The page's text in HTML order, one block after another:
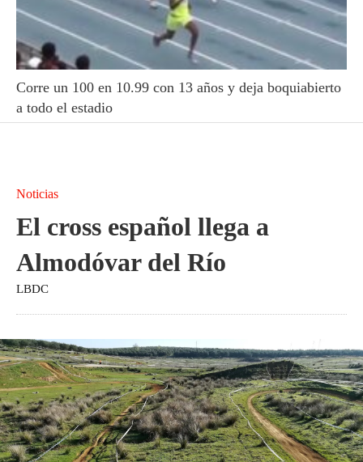
Corre un 100 en 10.99 con 13 años y deja boquiabierto
a todo el estadio